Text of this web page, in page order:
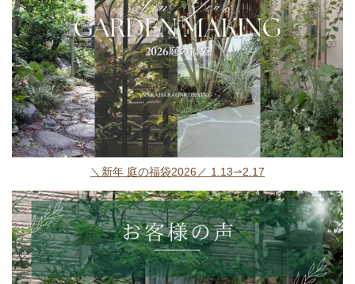
＼新年 庭の福袋2026／ 1.13⇀2.17